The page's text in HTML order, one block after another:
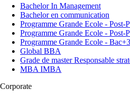
Bachelor In Management
Bachelor en communication
Programme Grande Ecole - Post-
Programme Grande Ecole - Post-
Programme Grande Ecole -
Global BBA
Grade de master Responsable
MBA IMBA
Corporate